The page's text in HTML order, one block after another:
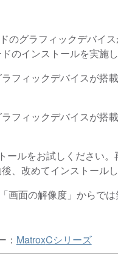
のグラフィックデバイ
のインストールを実施し
フィックデバイスが搭
フィックデバイスが搭
ールをお試しください
、改めてインストール
画面の解像度」からで
： MatroxCシリーズ